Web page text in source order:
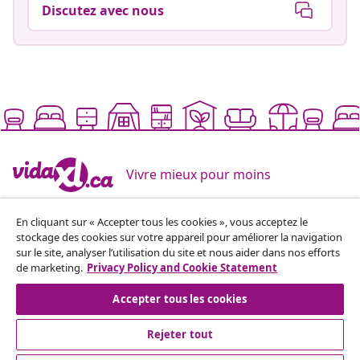
Discutez avec nous
Vivre mieux pour moins
Modes de paiement pris en charge
Inscrivez-vous à notre newsletter
Rejoignez plus de 700 000 acheteurs qui reçoivent les
offres hebdomadaires, les promotions saisonnières et
En cliquant sur « Accepter tous les cookies », vous acceptez le
stockage des cookies sur votre appareil pour améliorer la navigation
sur le site, analyser l’utilisation du site et nous aider dans nos efforts
de marketing. Privacy Policy and Cookie Statement
Accepter tous les cookies
Rejeter tout